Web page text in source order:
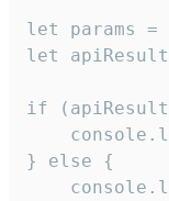
let params
let apiResult
if
} else {